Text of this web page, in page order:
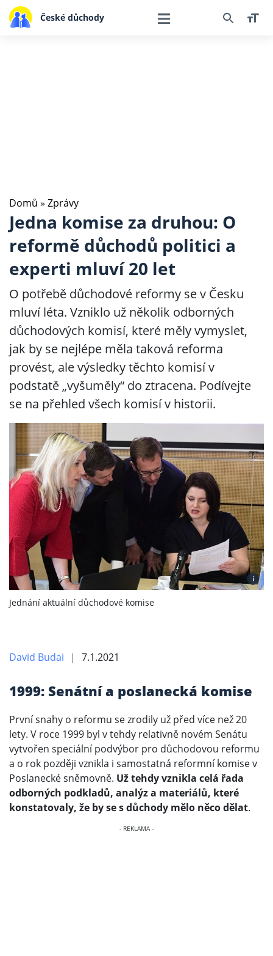
České důchody
Domů » Zprávy
Jedna komise za druhou: O
reformě důchodů politici a
experti mluví 20 let
O potřebě důchodové reformy se v Česku
mluví léta. Vzniklo už několik odborných
důchodových komisí, které měly vymyslet,
jak by se nejlépe měla taková reforma
provést, ale výsledky těchto komisí v
podstatě „vyšuměly“ do ztracena. Podívejte
se na přehled všech komisí v historii.
i
Jednání aktuální důchodové komise
David Budai 7.1.2021
1999: Senátní a poslanecká komise
První snahy o reformu se zrodily už před více než 20
lety. V roce 1999 byl v tehdy relativně novém Senátu
vytvořen speciální podvýbor pro důchodovou reformu
a o rok později vznikla i samostatná reformní komise v
Poslanecké sněmovně. Už tehdy vznikla celá řada
odborných podkladů, analýz a materiálů, které
konstatovaly, že by se s důchody mělo něco dělat.